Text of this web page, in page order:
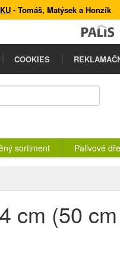
- Tomáš, Matýsek a Honzík
COOKIES
sortiment Palivové
cm (50